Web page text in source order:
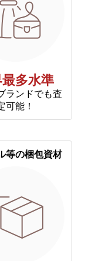
多水準
ランドでも査
可能！
等の梱包資材